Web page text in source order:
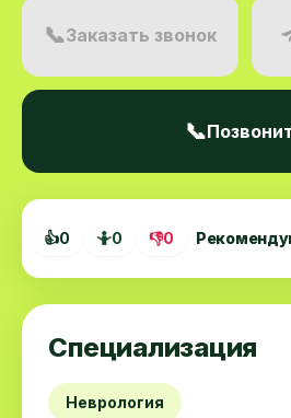
👍0 🤷0 👎0
Специализация
Неврология
📞Заказать звонок
📞